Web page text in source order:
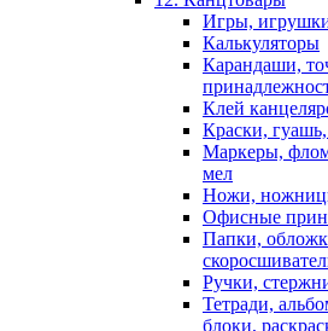
Игры,
Калькуляторы
Карандаши,
Клей
Краски,
Маркеры,
мел
Ножи,
Офисные
Папки,
Ручки,
Тетради,
блоки,